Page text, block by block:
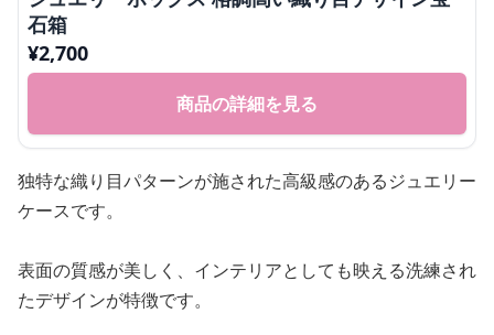
石箱
¥2,700
商品の詳細を見る
独特な織り目パターンが施された高級感のあるジュエリー
ケースです。
表面の質感が美しく、インテリアとしても映える洗練され
たデザインが特徴です。